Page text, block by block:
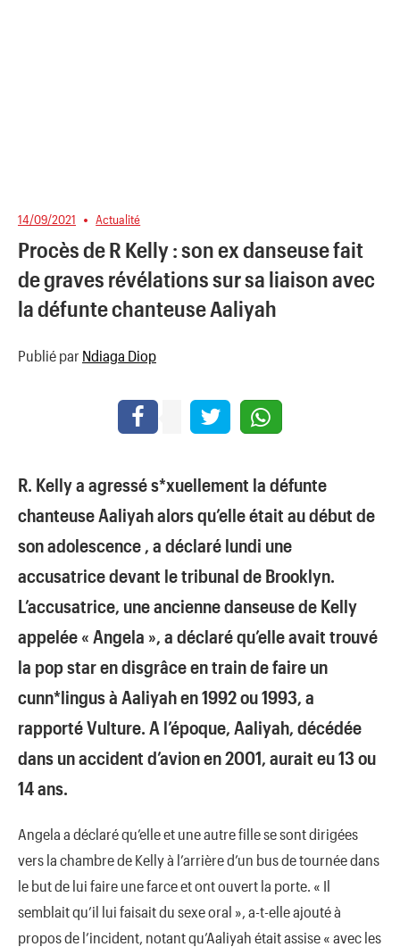
14/09/2021 Actualité
Procès de R Kelly : son ex danseuse fait
de graves révélations sur sa liaison avec
la défunte chanteuse Aaliyah
Publié par Ndiaga Diop
R. Kelly a agressé s*xuellement la défunte
chanteuse Aaliyah alors qu’elle était au début de
son adolescence , a déclaré lundi une
accusatrice devant le tribunal de Brooklyn.
L’accusatrice, une ancienne danseuse de Kelly
appelée « Angela », a déclaré qu’elle avait trouvé
la pop star en disgrâce en train de faire un
cunn*lingus à Aaliyah en 1992 ou 1993, a
rapporté Vulture. A l’époque, Aaliyah, décédée
dans un accident d’avion en 2001, aurait eu 13 ou
14 ans.
Angela a déclaré qu’elle et une autre fille se sont dirigées
vers la chambre de Kelly à l’arrière d’un bus de tournée dans
le but de lui faire une farce et ont ouvert la porte. « Il
semblait qu’il lui faisait du sexe oral », a-t-elle ajouté à
propos de l’incident, notant qu’Aaliyah était assise « avec les